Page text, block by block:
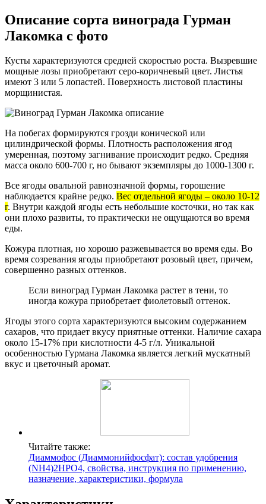
Описание сорта винограда Гурман
Лакомка с фото
Кусты характеризуются средней скоростью роста. Вызревшие
мощные лозы приобретают серо-коричневый цвет. Листья
имеют 3 или 5 лопастей. Поверхность листовой пластины
морщинистая.
На побегах формируются грозди конической или
цилиндрической формы. Плотность расположения ягод
умеренная, поэтому загнивание происходит редко. Средняя
масса около 600-700 г, но бывают экземпляры до 1000-1300 г.
Все ягоды овальной равнозначной формы, горошение
наблюдается крайне редко. Вес отдельной ягоды – около 10-12
г. Внутри каждой ягоды есть небольшие косточки, но так как
они плохо развиты, то практически не ощущаются во время
еды.
Кожура плотная, но хорошо разжевывается во время еды. Во
время созревания ягоды приобретают розовый цвет, причем,
совершенно разных оттенков.
Если виноград Гурман Лакомка растет в тени, то
иногда кожура приобретает фиолетовый оттенок.
Ягоды этого сорта характеризуются высоким содержанием
сахаров, что придает вкусу приятные оттенки. Наличие сахара
около 15-17% при кислотности 4-5 г/л. Уникальной
особенностью Гурмана Лакомка является легкий мускатный
вкус и цветочный аромат.
Читайте также:
Диаммофос (Диаммонийфосфат): состав удобрения
(NH4)2HPO4, свойства, инструкция по применению,
назначение, характеристики, формула